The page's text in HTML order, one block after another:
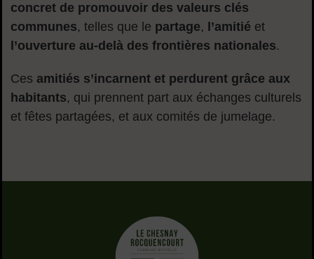
concret de promouvoir des valeurs clés
communes, telles que le partage, l’amitié et
l’ouverture au-delà des frontières nationales.
Ces amitiés s’incarnent et perdurent grâce aux
habitants, qui prennent part aux échanges culturels
et fêtes partagées, et aux comités de jumelage.